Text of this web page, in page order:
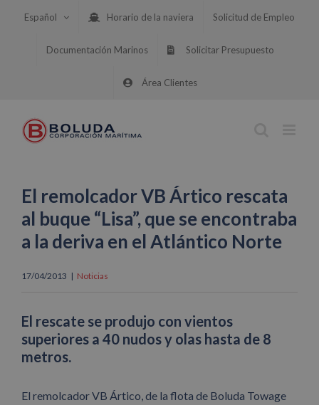
Español Horario de la naviera Solicitud de Empleo
Documentación Marinos Solicitar Presupuesto
Área Clientes
El remolcador VB Ártico rescata
al buque “Lisa”, que se encontraba
a la deriva en el Atlántico Norte
17/04/2013 | Noticias
El rescate se produjo con vientos
superiores a 40 nudos y olas hasta de 8
metros.
El remolcador VB Ártico, de la flota de Boluda Towage